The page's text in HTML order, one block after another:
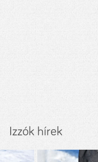
Izzók hírek